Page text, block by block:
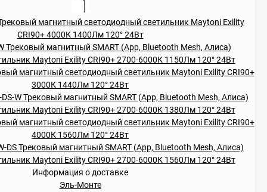
Информация о доставке
Эль-Монте